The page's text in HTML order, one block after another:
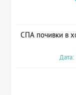
СПА почивки в